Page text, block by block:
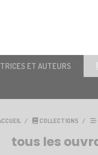
ET AUTEURS
COLLECTIONS
tous les